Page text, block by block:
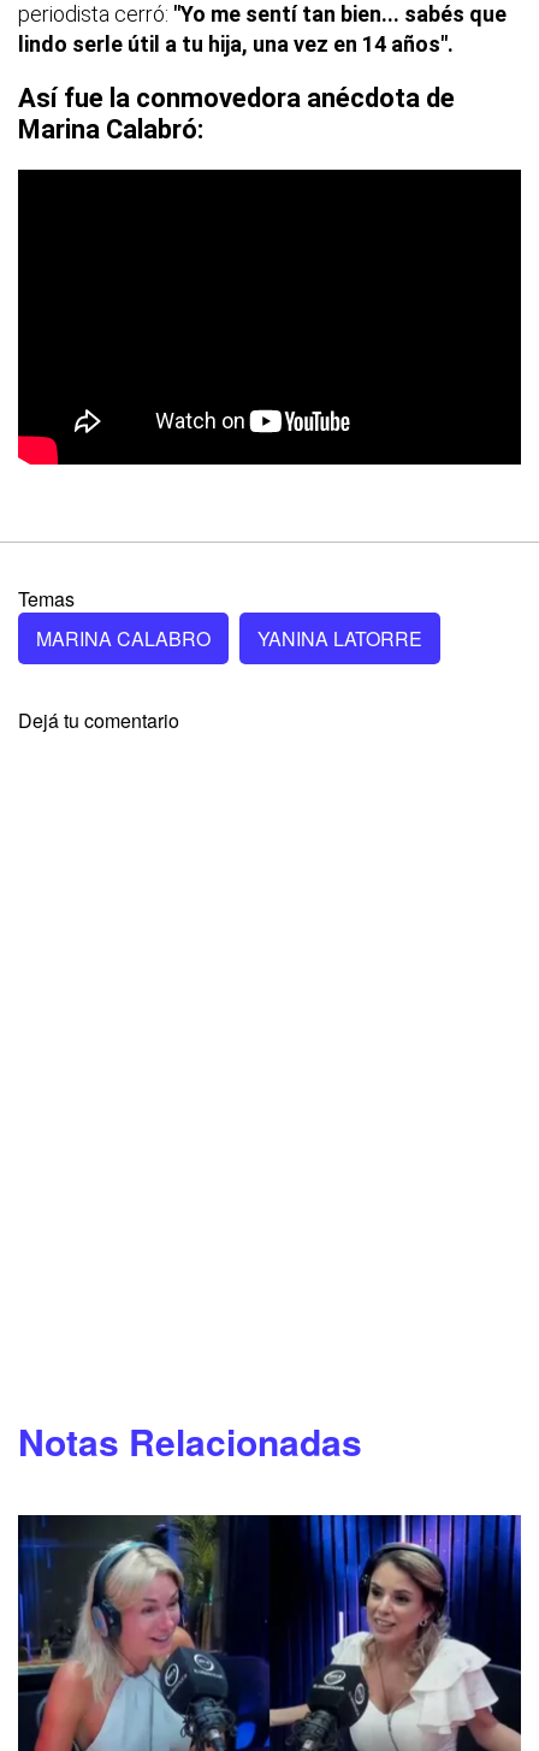
periodista cerró: "Yo me sentí tan bien... sabés que
lindo serle útil a tu hija, una vez en 14 años".
Así fue la conmovedora anécdota de
Marina Calabró:
Temas
MARINA CALABRO
YANINA LATORRE
Dejá tu comentario
Notas Relacionadas